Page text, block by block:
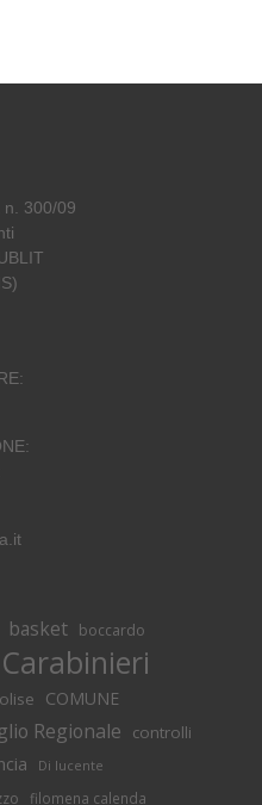
n. 300/09
basket boccardo
Carabinieri
COMUNE
Regionale controlli
Di lucente
filomena calenda